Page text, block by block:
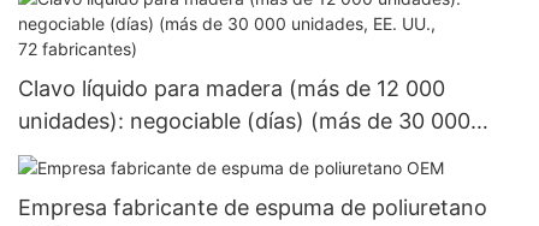
Clavo líquido para madera (más de 12 000
unidades): negociable (días) (más de 30 000
unidades, EE. UU., 72 fabricantes)
Empresa fabricante de espuma de poliuretano